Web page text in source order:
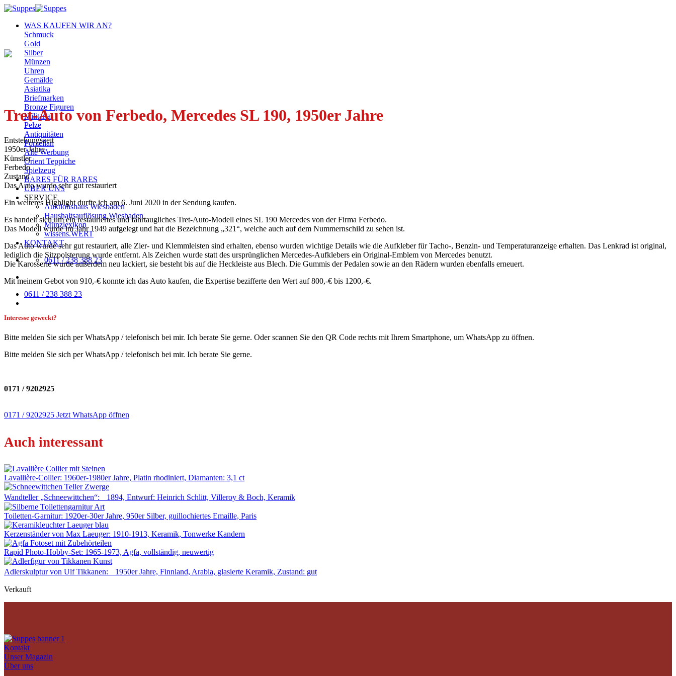
Zum
springenWAS KAUFEN WIR AN?
Schmuck
Gold
Silber
Münzen
Uhren
Gemälde
Asiatika
Briefmarken
Bronze Figuren
Militaria
Pelze
Antiquitäten
Porzellan
Alte Werbung
Orient Teppiche
Spielzeug
BARES FÜR RARES
ÜBER UNS
SERVICE
Auktionshaus Wiesbaden
Haushaltsauflösung Wiesbaden
Münzlexikon
wissens.WERT
KONTAKT
0611 / 238 388 23
0611 / 238 388 23
Tret-Auto von Ferbedo, Mercedes SL 190, 1950er Jahre
Entstehungszeit
1950er Jahre
Künstler
Ferbedo
Zustand
Das Auto wurde sehr gut restauriert
Ein weiteres Highlight durfte ich am 6. Juni 2020 in der Sendung kaufen.
Es handelt sich um ein restauriertes und fahrtaugliches Tret-Auto-Modell eines SL 190 Mercedes von der Firma Ferbedo.
Das Modell wurde im Jahr 1949 aufgelegt und hat die Bezeichnung „321“, welche auch auf dem Nummernschild zu sehen ist.
Das Auto wurde sehr gut restauriert, alle Zier- und Klemmleisten sind erhalten, ebenso wurden wichtige Details wie die Aufkleber für Tacho-, Benzin- und Temperaturanzeige erhalten. Das Lenkrad ist original,
lediglich die Sitzpolsterung wurde entfernt. Als Zeichen wurde statt des ursprünglichen Mercedes-Aufklebers ein Original-Emblem von Mercedes benutzt.
Die Karosserie wurde außerdem neu lackiert, sie besteht bis auf die Heckleiste aus Blech. Die Gummis der Pedalen sowie an den Rädern wurden ebenfalls erneuert.
Mit meinem Gebot von 910,-€ konnte ich das Auto kaufen, die Expertise bezifferte den Wert auf 800,-€ bis 1200,-€.
Interesse geweckt?
Bitte melden Sie sich per WhatsApp / telefonisch bei mir. Ich berate Sie gerne. Oder scannen Sie den QR Code rechts mit Ihrem Smartphone, um WhatsApp zu öffnen.
Bitte melden Sie sich per WhatsApp / telefonisch bei mir. Ich berate Sie gerne.
0171 / 9202925
0171 / 9202925 Jetzt WhatsApp öffnen
Auch interessant
Lavallière-Collier: 1960er-1980er Jahre, Platin rhodiniert, Diamanten: 3,1 ct
Wandteller „Schneewittchen“: 1894, Entwurf: Heinrich Schlitt, Villeroy & Boch, Keramik
Toiletten-Garnitur: 1920er-30er Jahre, 950er Silber, guillochiertes Emaille, Paris
Kerzenständer von Max Laeuger: 1910-1913, Keramik, Tonwerke Kandern
Rapid Photo-Hobby-Set: 1965-1973, Agfa, vollständig, neuwertig
Adlerskulptur von Ulf Tikkanen: 1950er Jahre, Finnland, Arabia, glasierte Keramik, Zustand: gut
Verkauft
Kontakt
Unser Magazin
Über uns